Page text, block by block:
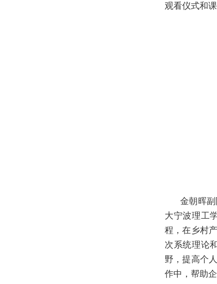
观看仪式和
金朝晖
大宁波理工
程，在乡村
次系统理论
野，提高个
作中，帮助